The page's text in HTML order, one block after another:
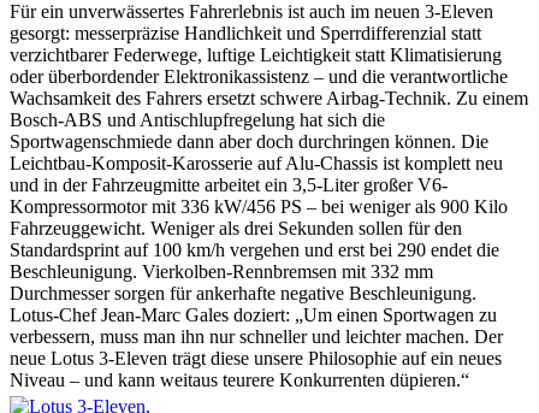
Für ein unverwässertes Fahrerlebnis ist auch im neuen 3-Eleven
gesorgt: messerpräzise Handlichkeit und Sperrdifferenzial statt
verzichtbarer Federwege, luftige Leichtigkeit statt Klimatisierung
oder überbordender Elektronikassistenz – und die verantwortliche
Wachsamkeit des Fahrers ersetzt schwere Airbag-Technik. Zu einem
Bosch-ABS und Antischlupfregelung hat sich die
Sportwagenschmiede dann aber doch durchringen können. Die
Leichtbau-Komposit-Karosserie auf Alu-Chassis ist komplett neu
und in der Fahrzeugmitte arbeitet ein 3,5-Liter großer V6-
Kompressormotor mit 336 kW/456 PS – bei weniger als 900 Kilo
Fahrzeuggewicht. Weniger als drei Sekunden sollen für den
Standardsprint auf 100 km/h vergehen und erst bei 290 endet die
Beschleunigung. Vierkolben-Rennbremsen mit 332 mm
Durchmesser sorgen für ankerhafte negative Beschleunigung.
Lotus-Chef Jean-Marc Gales doziert: „Um einen Sportwagen zu
verbessern, muss man ihn nur schneller und leichter machen. Der
neue Lotus 3-Eleven trägt diese unsere Philosophie auf ein neues
Niveau – und kann weitaus teurere Konkurrenten düpieren.“